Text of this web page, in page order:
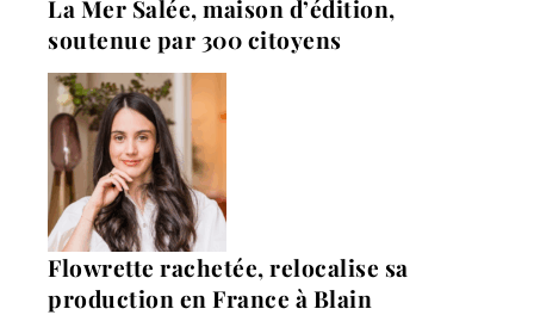
La Mer Salée, maison d’édition,
soutenue par 300 citoyens
Flowrette rachetée, relocalise sa
production en France à Blain